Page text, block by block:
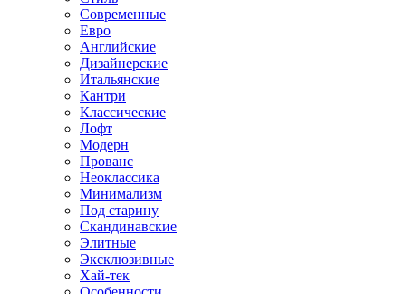
Современные
Евро
Английские
Дизайнерские
Итальянские
Кантри
Классические
Лофт
Модерн
Прованс
Неоклассика
Минимализм
Под старину
Скандинавские
Элитные
Эксклюзивные
Хай-тек